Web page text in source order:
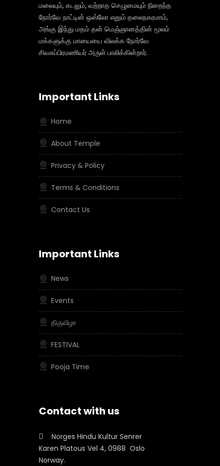
மலையும், கடலும், வற்றாத செழுமையும் நிறைந்த
நோர்வே நாட்டின் ஒஸ்லோ எனும் தலைநகரமாம்,
அங்கு இந்து மதம் தன் மெஞ்ஞானத்தின் மூலம்
மக்களுக்கு மாயையை விலக்க நோர்வே
சிவசுப்பிரமணியர் அருள் பாலிக்கின்றார்.
Important Links
Home
About Temple
Privacy & Policy
Terms & Conditions
Contact Us
Important Links
News
Events
திருவிழா
FESTIVAL
Pooja Time
Contact with us
Norges Hindu Kultur Senrer
Karen Platous Vel 4, 0988 Oslo
Norway.